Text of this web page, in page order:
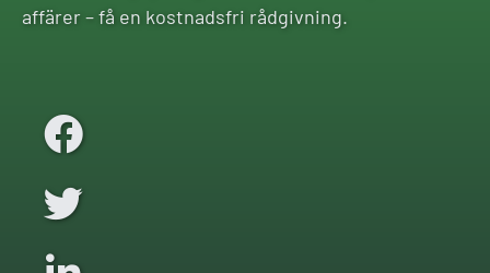
affärer – få en kostnadsfri rådgivning.